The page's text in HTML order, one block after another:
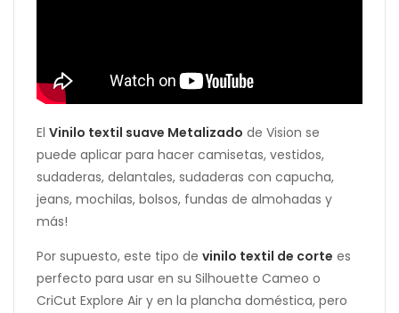
El Vinilo textil suave Metalizado de Vision se
puede aplicar para hacer camisetas, vestidos,
sudaderas, delantales, sudaderas con capucha,
jeans, mochilas, bolsos, fundas de almohadas y
más!
Por supuesto, este tipo de vinilo textil de corte es
perfecto para usar en su Silhouette Cameo o
CriCut Explore Air y en la plancha doméstica, pero